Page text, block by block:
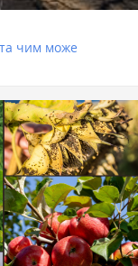
чим може